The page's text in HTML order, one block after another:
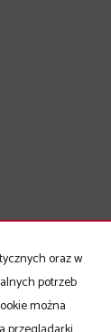
oraz w
potrzeb
można